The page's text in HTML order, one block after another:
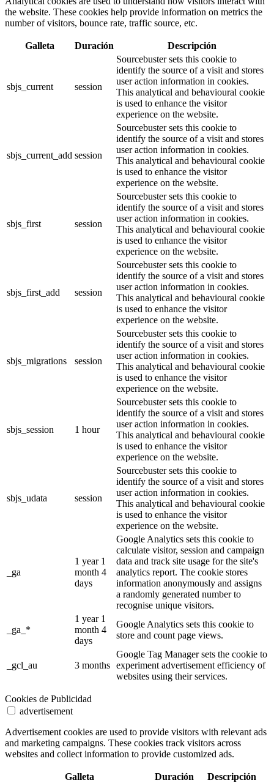
the website. These cookies help provide information on metrics the
number of visitors, bounce rate, traffic source, etc.
Galleta Duración Descripción
sbjs_current session
Sourcebuster sets this cookie to
identify the source of a visit and stores
user action information in cookies.
This analytical and behavioural cookie
is used to enhance the visitor
experience on the website.
sbjs_current_add session
Sourcebuster sets this cookie to
identify the source of a visit and stores
user action information in cookies.
This analytical and behavioural cookie
is used to enhance the visitor
experience on the website.
sbjs_first session
Sourcebuster sets this cookie to
identify the source of a visit and stores
user action information in cookies.
This analytical and behavioural cookie
is used to enhance the visitor
experience on the website.
sbjs_first_add session
Sourcebuster sets this cookie to
identify the source of a visit and stores
user action information in cookies.
This analytical and behavioural cookie
is used to enhance the visitor
experience on the website.
sbjs_migrations session
Sourcebuster sets this cookie to
identify the source of a visit and stores
user action information in cookies.
This analytical and behavioural cookie
is used to enhance the visitor
experience on the website.
sbjs_session 1 hour
Sourcebuster sets this cookie to
identify the source of a visit and stores
user action information in cookies.
This analytical and behavioural cookie
is used to enhance the visitor
experience on the website.
sbjs_udata session
Sourcebuster sets this cookie to
identify the source of a visit and stores
user action information in cookies.
This analytical and behavioural cookie
is used to enhance the visitor
experience on the website.
_ga
1 year 1
month 4
days
Google Analytics sets this cookie to
calculate visitor, session and campaign
data and track site usage for the site's
analytics report. The cookie stores
information anonymously and assigns
a randomly generated number to
recognise unique visitors.
_ga_*
1 year 1
month 4
days
Google Analytics sets this cookie to
store and count page views.
_gcl_au 3 months
Google Tag Manager sets the cookie to
experiment advertisement efficiency of
websites using their services.
Cookies de Publicidad
advertisement
Advertisement cookies are used to provide visitors with relevant ads
and marketing campaigns. These cookies track visitors across
websites and collect information to provide customized ads.
Galleta Duración Descripción